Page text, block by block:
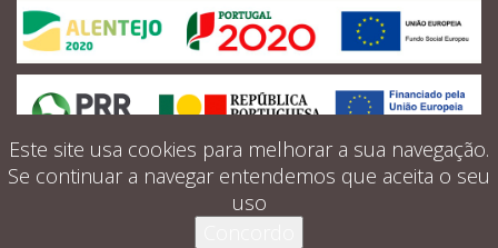
Este site usa cookies para melhorar a sua navegação.
Se continuar a navegar entendemos que aceita o seu
uso